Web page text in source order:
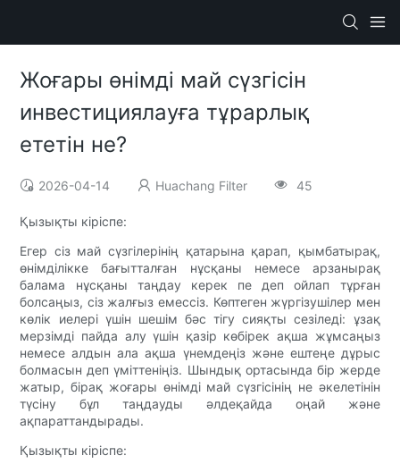
Жоғары өнімді май сүзгісін
инвестициялауға тұрарлық
ететін не?
2026-04-14 Huachang Filter 45
Қызықты кіріспе:
Егер сіз май сүзгілерінің қатарына қарап, қымбатырақ,
өнімділікке бағытталған нұсқаны немесе арзанырақ
балама нұсқаны таңдау керек пе деп ойлап тұрған
болсаңыз, сіз жалғыз емессіз. Көптеген жүргізушілер мен
көлік иелері үшін шешім бәс тігу сияқты сезіледі: ұзақ
мерзімді пайда алу үшін қазір көбірек ақша жұмсаңыз
немесе алдын ала ақша үнемдеңіз және ештеңе дұрыс
болмасын деп үміттеніңіз. Шындық ортасында бір жерде
жатыр, бірақ жоғары өнімді май сүзгісінің не әкелетінін
түсіну бұл таңдауды әлдеқайда оңай және
ақпараттандырады.
Қызықты кіріспе: